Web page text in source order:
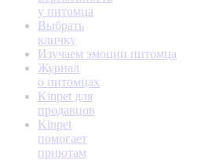
у питомца
Выбрать
кличку
Изучаем эмоции питомца
Журнал
о питомцах
Kinpet для
продавцов
Kinpet
помогает
приютам